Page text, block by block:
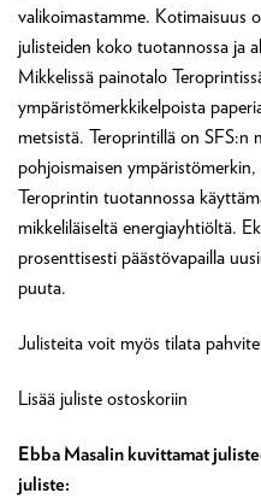
valikoimastamme. Kotimaisuus
julisteiden koko tuotannossa ja
Mikkelissä painotalo
ympäristömerkkikelpoista
metsistä. Teroprintillä on SFS:n
pohjoismaisen
Teroprintin tuotannossa
mikkeliläiseltä energiayhtiöltä.
prosenttisesti päästövapailla
puuta.
Julisteita voit myös tilata
Lisää juliste ostoskoriin
Ebba Masalin kuvittamat
juliste: